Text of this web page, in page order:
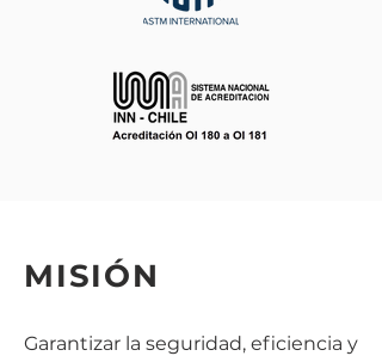
MISIÓN
Garantizar la seguridad, eficiencia y